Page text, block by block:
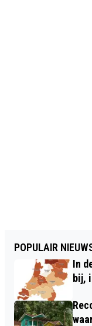
POPULAIR
In
bij,